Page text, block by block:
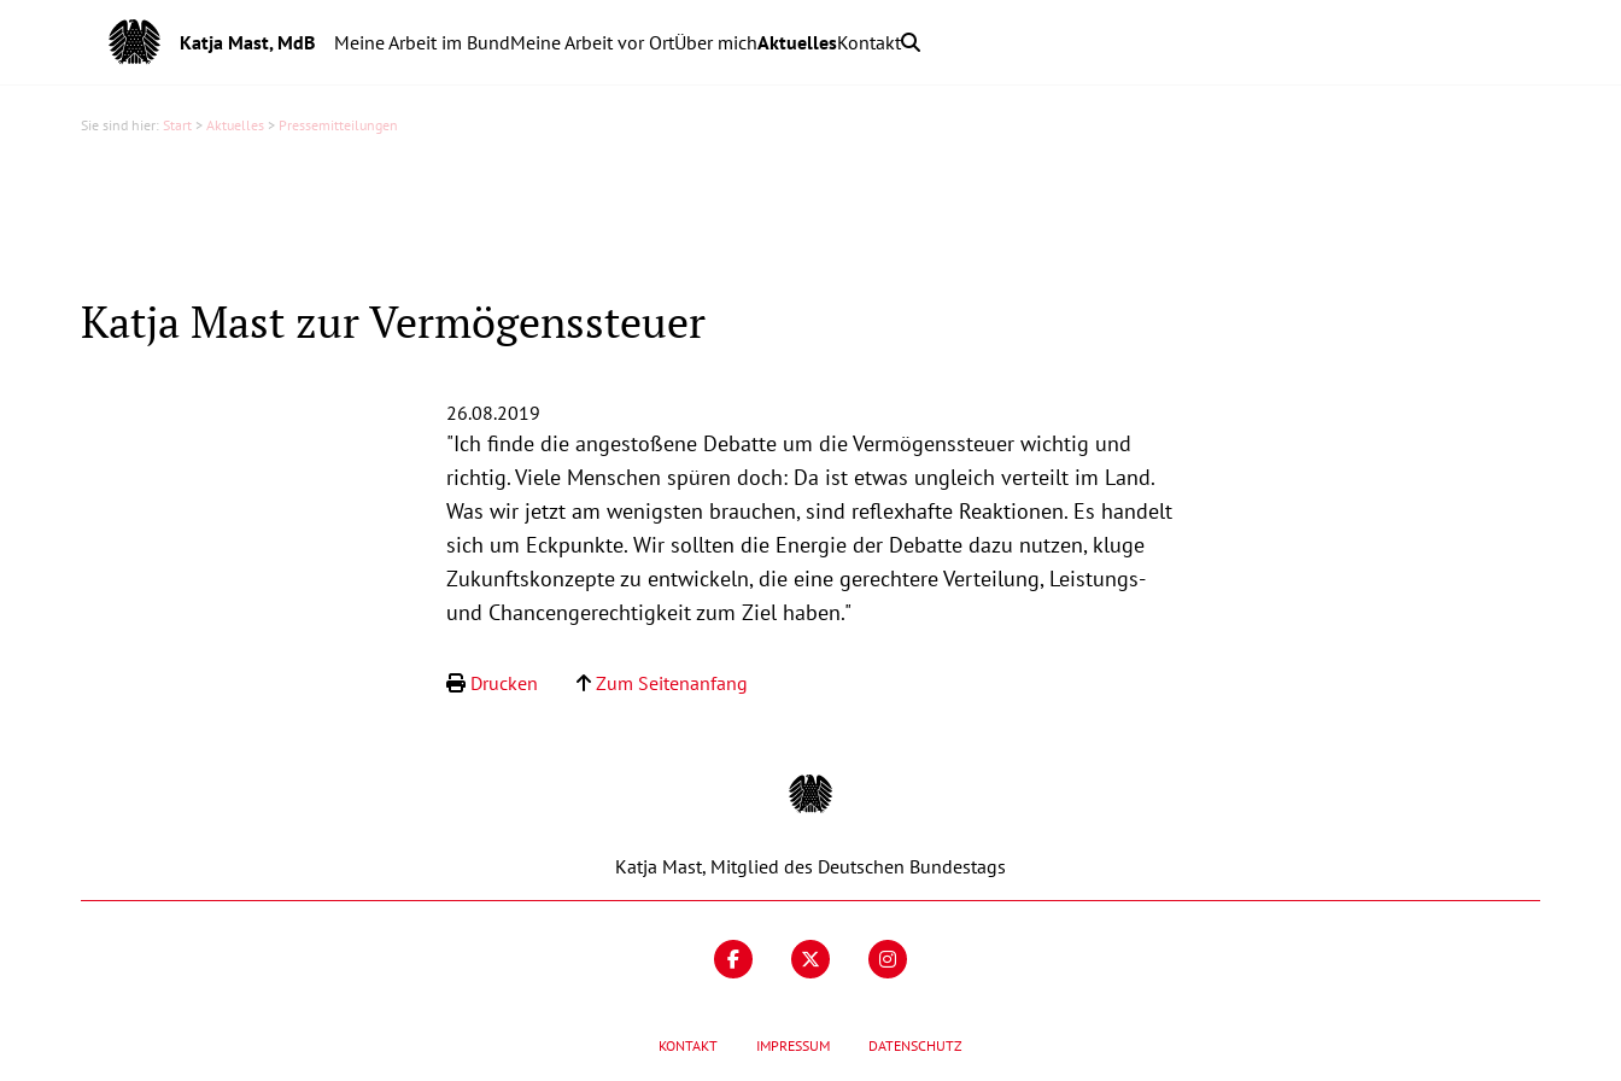
Katja Mast, MdB Meine Arbeit im BundMeine Arbeit vor OrtÜber michAktuellesKontakt
Sie sind hier: Start > Aktuelles > Pressemitteilungen
Katja Mast zur Vermögenssteuer
26.08.2019
"Ich finde die angestoßene Debatte um die Vermögenssteuer wichtig und
richtig. Viele Menschen spüren doch: Da ist etwas ungleich verteilt im Land.
Was wir jetzt am wenigsten brauchen, sind reflexhafte Reaktionen. Es handelt
sich um Eckpunkte. Wir sollten die Energie der Debatte dazu nutzen, kluge
Zukunftskonzepte zu entwickeln, die eine gerechtere Verteilung, Leistungs-
und Chancengerechtigkeit zum Ziel haben."
Drucken Zum Seitenanfang
Katja Mast, Mitglied des Deutschen Bundestags
KONTAKT IMPRESSUM DATENSCHUTZ